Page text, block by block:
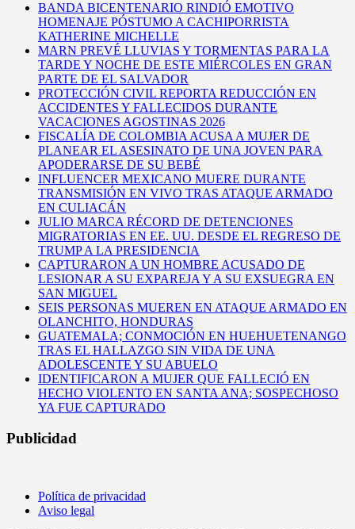
BANDA BICENTENARIO RINDIÓ EMOTIVO
HOMENAJE PÓSTUMO A CACHIPORRISTA
KATHERINE MICHELLE
MARN PREVÉ LLUVIAS Y TORMENTAS PARA LA
TARDE Y NOCHE DE ESTE MIÉRCOLES EN GRAN
PARTE DE EL SALVADOR
PROTECCIÓN CIVIL REPORTA REDUCCIÓN EN
ACCIDENTES Y FALLECIDOS DURANTE
VACACIONES AGOSTINAS 2026
FISCALÍA DE COLOMBIA ACUSA A MUJER DE
PLANEAR EL ASESINATO DE UNA JOVEN PARA
APODERARSE DE SU BEBÉ
INFLUENCER MEXICANO MUERE DURANTE
TRANSMISIÓN EN VIVO TRAS ATAQUE ARMADO
EN CULIACÁN
JULIO MARCA RÉCORD DE DETENCIONES
MIGRATORIAS EN EE. UU. DESDE EL REGRESO DE
TRUMP A LA PRESIDENCIA
CAPTURARON A UN HOMBRE ACUSADO DE
LESIONAR A SU EXPAREJA Y A SU EXSUEGRA EN
SAN MIGUEL
SEIS PERSONAS MUEREN EN ATAQUE ARMADO EN
OLANCHITO, HONDURAS
GUATEMALA; CONMOCIÓN EN HUEHUETENANGO
TRAS EL HALLAZGO SIN VIDA DE UNA
ADOLESCENTE Y SU ABUELO
IDENTIFICARON A MUJER QUE FALLECIÓ EN
HECHO VIOLENTO EN SANTA ANA; SOSPECHOSO
YA FUE CAPTURADO
Publicidad
Política de privacidad
Aviso legal